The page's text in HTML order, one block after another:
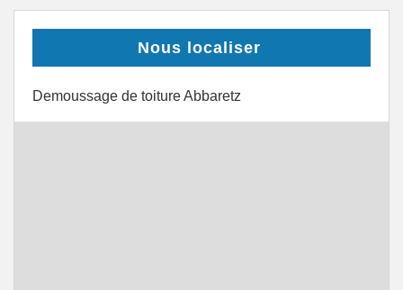
Nous localiser
Demoussage de toiture Abbaretz